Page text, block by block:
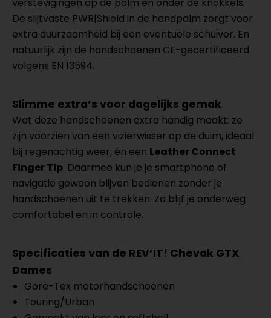
De slijtvaste PWR|Shield in de handpalm zorgt voor
extra duurzaamheid bij een eventuele schuiver. En
natuurlijk zijn de handschoenen CE-gecertificeerd
volgens EN 13594.
Slimme extra’s voor dagelijks gemak
Wat deze handschoenen extra handig maakt: ze
zijn voorzien van een vizierwisser op de duim, ideaal
bij regenachtig weer, én een Leather Connect
Finger Tip. Daarmee kun je je smartphone of
navigatie gewoon blijven bedienen zonder je
handschoenen uit te trekken. Zo blijf je onderweg
comfortabel en in controle.
Specificaties van de REV’IT! Chevak GTX
Dames
Gore-Tex motorhandschoenen
Touring/Urban